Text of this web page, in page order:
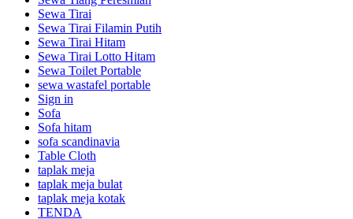
Sewa Tirai
Sewa Tirai Filamin Putih
Sewa Tirai Hitam
Sewa Tirai Lotto Hitam
Sewa Toilet Portable
sewa wastafel portable
Sign in
Sofa
Sofa hitam
sofa scandinavia
Table Cloth
taplak meja
taplak meja bulat
taplak meja kotak
TENDA